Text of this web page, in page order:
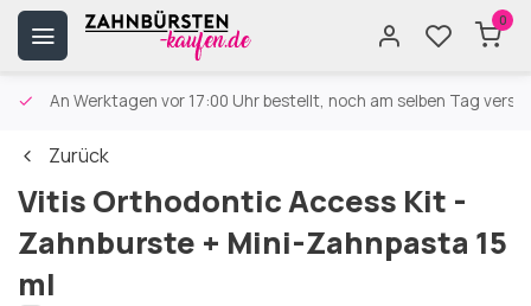
0
An Werktagen vor 17:00 Uhr bestellt, noch am selben Tag
Zurück
Vitis Orthodontic Access Kit -
Zahnburste + Mini-Zahnpasta 15
ml